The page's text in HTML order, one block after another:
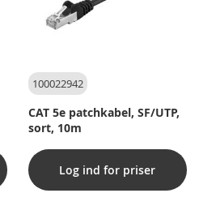
100022942
CAT 5e patchkabel, SF/UTP,
sort, 10m
Log ind for priser